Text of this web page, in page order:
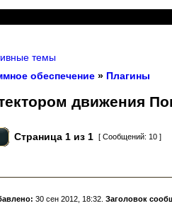
темы
обеспечение » Плагины
движения
Страница 1 из 1 [ Сообщений: 10 ]
30 сен 2012, 18:32. Заголовок